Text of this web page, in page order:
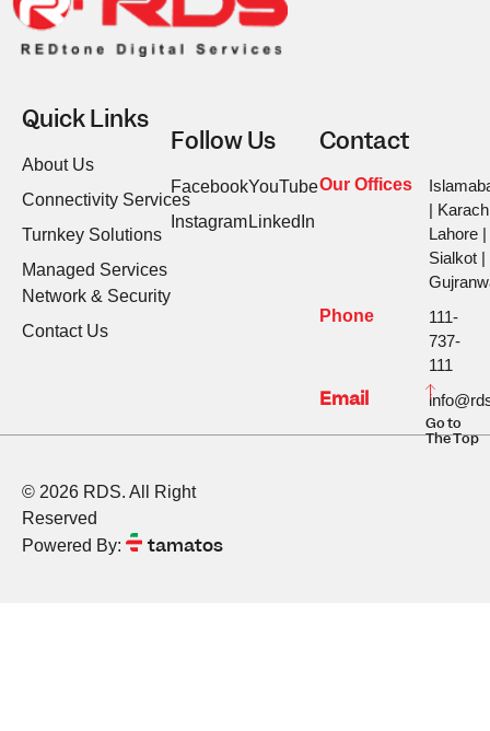
Quick Links
About Us
Connectivity Services
Turnkey Solutions
Managed Services
Network & Security
Contact Us
Follow Us
Facebook
Instagram
YouTube
LinkedIn
Contact
Our Offices
|
Lahore |
Sialkot |
Phone
111-
737-
111
Email
© 2026 RDS. All Right
Reserved
Powered By:
tamatos
Go to
The Top